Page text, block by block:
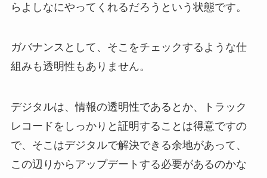
らよしなにやってくれるだろうという状態です。
ガバナンスとして、そこをチェックするような仕
組みも透明性もありません。
デジタルは、情報の透明性であるとか、トラック
レコードをしっかりと証明することは得意ですの
で、そこはデジタルで解決できる余地があって、
この辺りからアップデートする必要があるのかな